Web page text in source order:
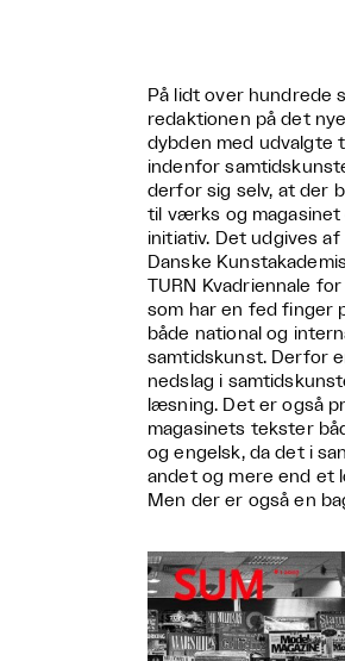
På lidt over hundrede
redaktionen på det
dybden med udvalgte
indenfor
derfor sig selv, at der
til værks og
initiativ. Det udgives af
Danske
TURN Kvadriennale
som har en fed finger
både national og
samtidskunst. Derfor
nedslag i
læsning. Det er også
magasinets tekster
og engelsk, da det i
andet og mere end et
Men der er også en